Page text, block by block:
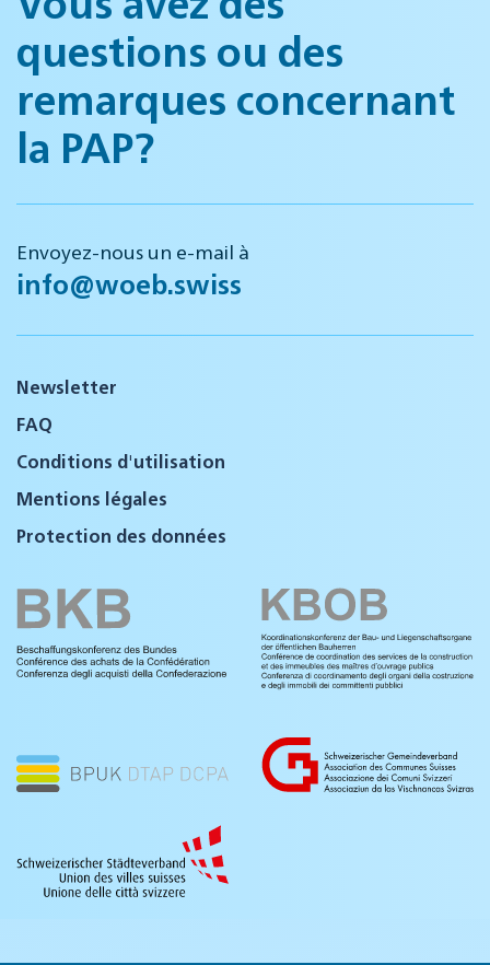
questions ou des
remarques concernant
la PAP?
Envoyez-nous un e-mail à
info@woeb.swiss
Newsletter
FAQ
Conditions d'utilisation
Mentions légales
Protection des données